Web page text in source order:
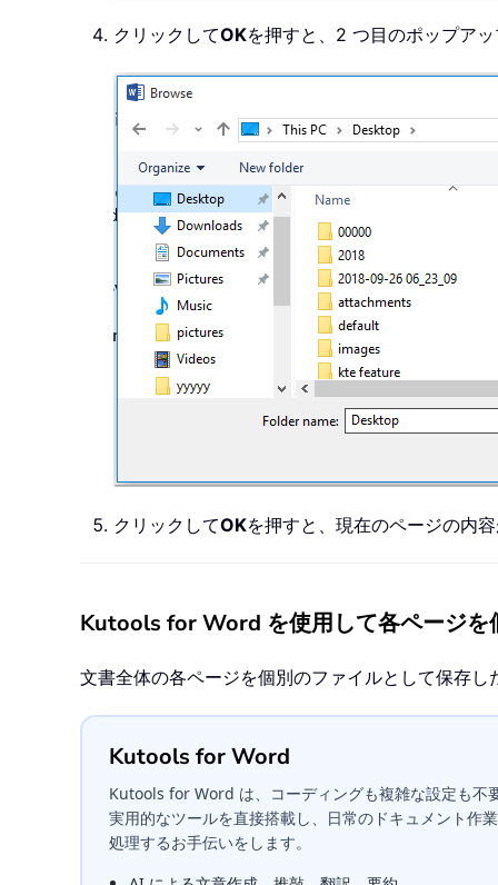
クリックしてOKを押すと、2 つ目のポップア
クリックしてOKを押すと、現在のページの内
Kutools for Word を使用して各ページ
文書全体の各ページを個別のファイルとして保存し
Kutools for Word
Kutools for Word は、コーディングも複雑な設定も
実用的なツールを直接搭載し、日常のドキュメント作
処理するお手伝いをします。